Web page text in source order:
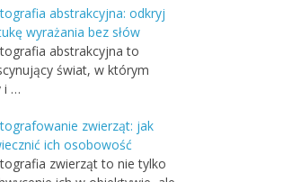
abstrakcyjna: odkryj
wyrażania bez słów
abstrakcyjna to
świat, w którym
i …
zwierząt: jak
ich osobowość
zwierząt to nie tylko